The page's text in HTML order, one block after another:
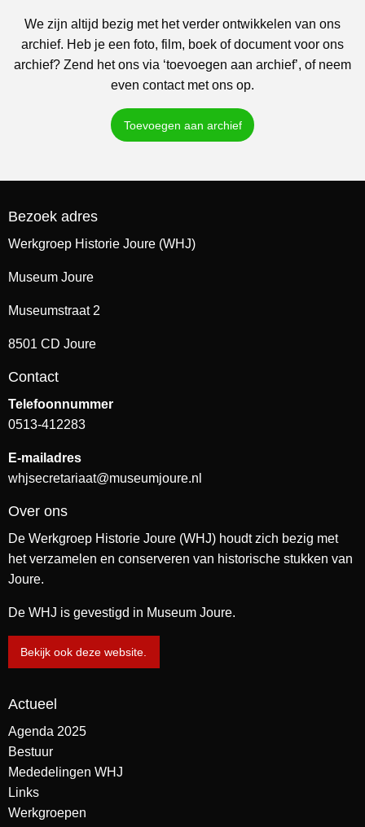
We zijn altijd bezig met het verder ontwikkelen van ons
archief. Heb je een foto, film, boek of document voor ons
archief? Zend het ons via ‘toevoegen aan archief’, of neem
even contact met ons op.
Toevoegen aan archief
Bezoek adres
Werkgroep Historie Joure (WHJ)
Museum Joure
Museumstraat 2
8501 CD Joure
Contact
Telefoonnummer
0513-412283
E-mailadres
whjsecretariaat@museumjoure.nl
Over ons
De Werkgroep Historie Joure (WHJ) houdt zich bezig met
het verzamelen en conserveren van historische stukken van
Joure.
De WHJ is gevestigd in Museum Joure.
Bekijk ook deze website.
Actueel
Agenda 2025
Bestuur
Mededelingen WHJ
Links
Werkgroepen